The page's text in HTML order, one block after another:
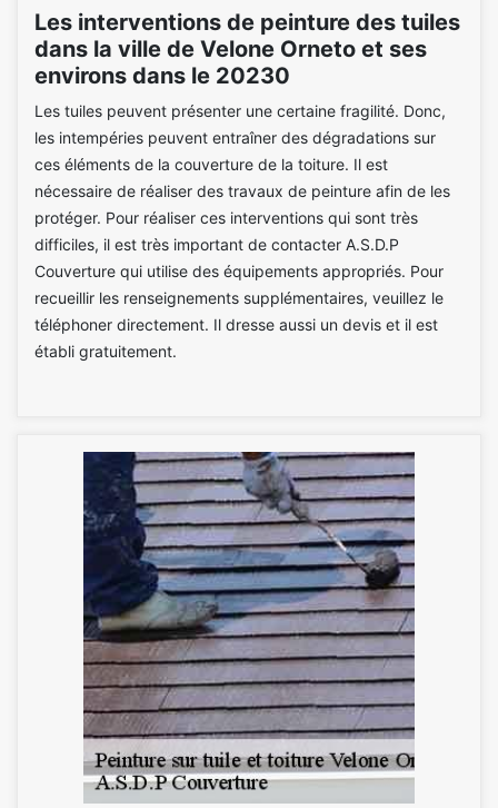
Les interventions de peinture des tuiles
dans la ville de Velone Orneto et ses
environs dans le 20230
Les tuiles peuvent présenter une certaine fragilité. Donc,
les intempéries peuvent entraîner des dégradations sur
ces éléments de la couverture de la toiture. Il est
nécessaire de réaliser des travaux de peinture afin de les
protéger. Pour réaliser ces interventions qui sont très
difficiles, il est très important de contacter A.S.D.P
Couverture qui utilise des équipements appropriés. Pour
recueillir les renseignements supplémentaires, veuillez le
téléphoner directement. Il dresse aussi un devis et il est
établi gratuitement.